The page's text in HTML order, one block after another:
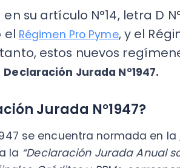
Jurada N°1947?
se encuentra normada en la
“Declaración Jurada Anual sobre
Créditos y PPMs,
contribuyentes asociados a los
categoría (IDPC), donde la
detallada en sus flujos de